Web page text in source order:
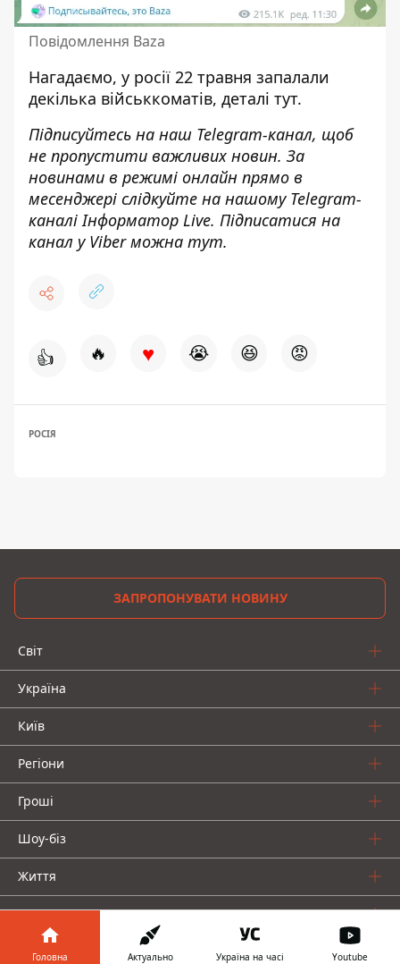
Повідомлення Baza
Нагадаємо, у росії 22 травня запалали
декілька військкоматів, деталі тут.
Підписуйтесь на наш Telegram-канал, щоб
не пропустити важливих новин. За
новинами в режимі онлайн прямо в
месенджері слідкуйте на нашому Telegram-
каналі Інформатор Live. Підписатися на
канал у Viber можна тут.
👍 🔥 ♥ 😭 😆 😡
РОСІЯ
ЗАПРОПОНУВАТИ НОВИНУ
Світ
Україна
Київ
Регіони
Гроші
Шоу-біз
Життя
Про нас
Головна Актуально Україна на часі Youtube